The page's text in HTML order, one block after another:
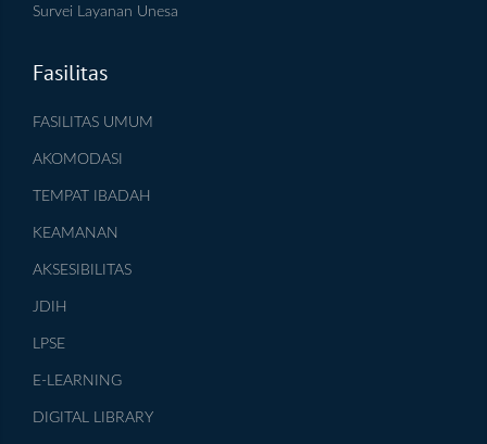
Survei Layanan Unesa
Fasilitas
FASILITAS UMUM
AKOMODASI
TEMPAT IBADAH
KEAMANAN
AKSESIBILITAS
JDIH
LPSE
E-LEARNING
DIGITAL LIBRARY